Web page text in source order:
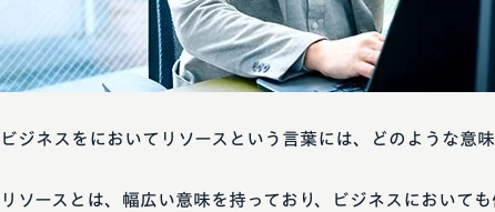
リソースとは、幅広い意味を持っており、ビジネスにおいても
ビジネスをにおいてリソースという言葉には、どのような意